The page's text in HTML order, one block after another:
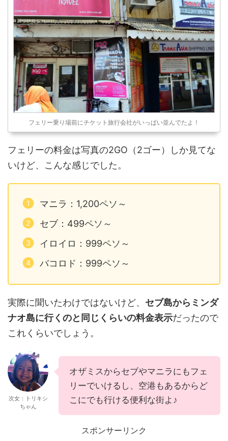
ボホール島観光といえば？ リ
ゾートホテル ターシャ チョコ
レートヒル 青い海 白い砂浜 フ
ィリピンの中でもとっても
「有名な観光地」なのですよ♪
ビキニの白人ねーちゃん
は・・・・ほとんどいなかっ
た(ﾉω｀●) ドゥマ ...
半信半疑でカモテス島に行っ
たんだけど、最高の田舎リゾ
ートでした！ ということで、
今日は旅行記で「カモテス諸
島の行き方は？魅惑の田舎リ
ゾートを満喫する為の情報」
を紹介するよ♪ 魅惑の田舎リゾ
ート！セブ島からカモテ ...
フェリー乗り場前にチケット旅行会社がいっぱい並んでたよ！
フェリーの料金は写真の2GO（2ゴー）しか見てな
いけど、こんな感じでした。
マニラ：1,200ペソ～
セブ：499ペソ～
イロイロ：999ペソ～
バコロド：999ペソ～
実際に聞いたわけではないけど、 セブ島からミンダ
ナオ島に行くのと同じくらいの料金表示だったので
これくらいでしょう。
次女：トリキシ
ちゃん
オザミスからセブやマニラにもフェ
リーでいけるし、空港もあるからど
こにでも行ける便利な街よ♪
スポンサーリンク